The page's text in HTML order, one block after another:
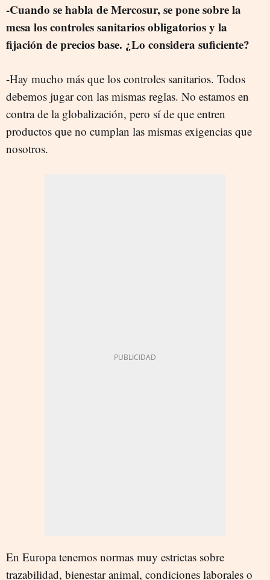
-Cuando se habla de Mercosur, se pone sobre la
mesa los controles sanitarios obligatorios y la
fijación de precios base. ¿Lo considera suficiente?
-Hay mucho más que los controles sanitarios. Todos
debemos jugar con las mismas reglas. No estamos en
contra de la globalización, pero sí de que entren
productos que no cumplan las mismas exigencias que
nosotros.
En Europa tenemos normas muy estrictas sobre
trazabilidad, bienestar animal, condiciones laborales o